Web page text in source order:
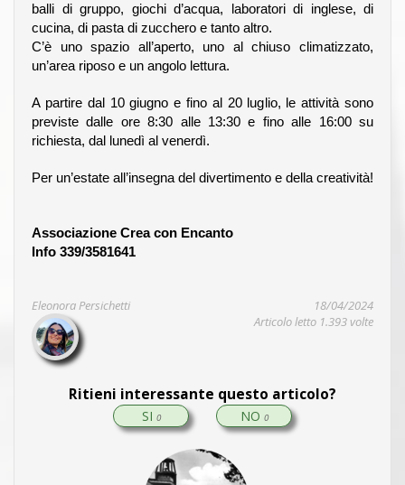
balli di gruppo, giochi d’acqua, laboratori di inglese, di
cucina, di pasta di zucchero e tanto altro.
C’è uno spazio all’aperto, uno al chiuso climatizzato,
un’area riposo e un angolo lettura.
A partire dal 10 giugno e fino al 20 luglio, le attività sono
previste dalle ore 8:30 alle 13:30 e fino alle 16:00 su
richiesta, dal lunedì al venerdì.
Per un’estate all’insegna del divertimento e della creatività!
Associazione Crea con Encanto
Info 339/3581641
Eleonora Persichetti
18/04/2024
Articolo letto 1.393 volte
Ritieni interessante questo articolo?
SI 0 NO 0